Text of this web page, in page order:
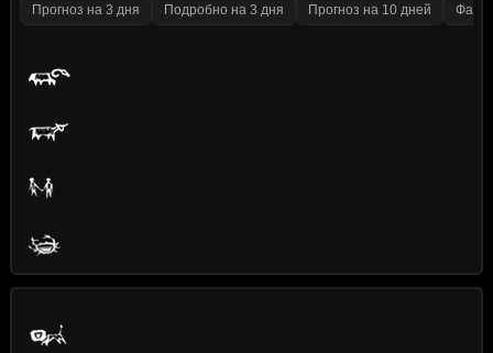
Прогноз на 3 дня Подробно на 3 дня Прогноз на 10 дней